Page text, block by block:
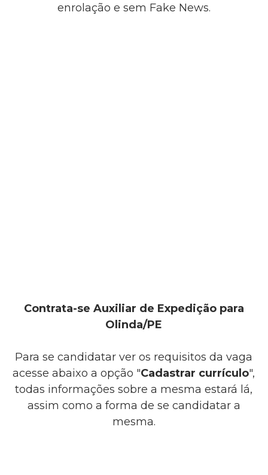
enrolação e sem Fake News.
Contrata-se Auxiliar de Expedição para
Olinda/PE
Para se candidatar ver os requisitos da vaga
acesse abaixo a opção "Cadastrar currículo",
todas informações sobre a mesma estará lá,
assim como a forma de se candidatar a
mesma.